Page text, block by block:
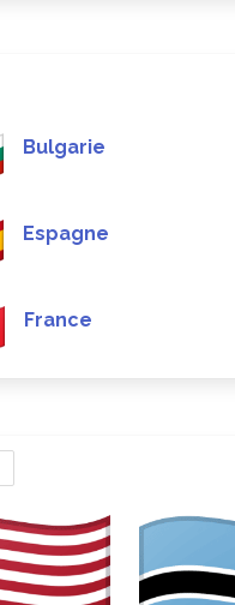
Bulgarie
Espagne
France